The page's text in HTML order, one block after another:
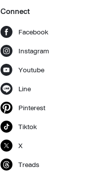
Connect
Facebook
Instagram
Youtube
Line
Pinterest
Tiktok
X
Treads